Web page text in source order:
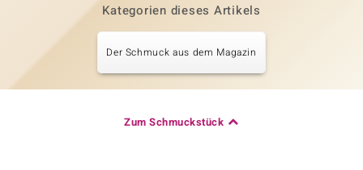
Kategorien dieses Artikels
Der Schmuck aus dem Magazin
Zum Schmuckstück